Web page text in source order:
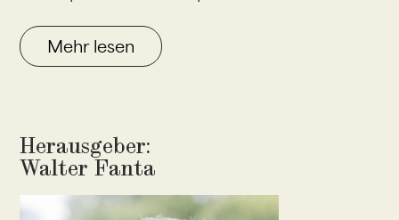
Mehr lesen
Herausgeber:
Walter Fanta